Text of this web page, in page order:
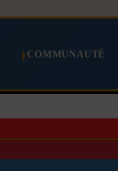
COMMUNAUTÉ